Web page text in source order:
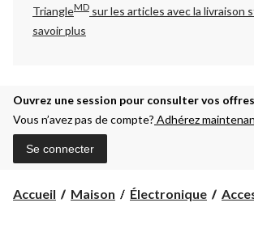
TriangleMD sur les articles avec la livraison
savoir plus
Ouvrez une session pour consulter vos
Vous n’avez pas de compte? Adhérez
Se connecter
Accueil Maison Électronique